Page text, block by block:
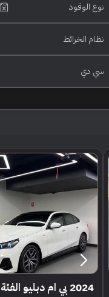
نوع الوقود
نظام الخرائط
سي دي
2024 بي ام دبليو الفئة